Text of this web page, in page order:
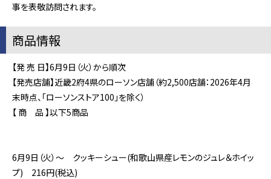
事を表敬訪問されます。
商品情報
【発 売 日】6月9日（火）から順次
【発売店舗】近畿2府4県のローソン店舗（約2,500店舗：2026年4月
末時点、「ローソンストア100」を除く）
【 商 品 】以下5商品
6月9日（火）～ クッキーシュー(和歌山県産レモンのジュレ＆ホイッ
プ)
216円(税込)